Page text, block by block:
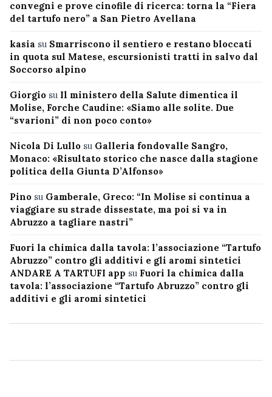
convegni e prove cinofile di ricerca: torna la “Fiera
del tartufo nero” a San Pietro Avellana
kasia su Smarriscono il sentiero e restano bloccati
in quota sul Matese, escursionisti tratti in salvo dal
Soccorso alpino
Giorgio su Il ministero della Salute dimentica il
Molise, Forche Caudine: «Siamo alle solite. Due
“svarioni” di non poco conto»
Nicola Di Lullo su Galleria fondovalle Sangro,
Monaco: «Risultato storico che nasce dalla stagione
politica della Giunta D’Alfonso»
Pino su Gamberale, Greco: “In Molise si continua a
viaggiare su strade dissestate, ma poi si va in
Abruzzo a tagliare nastri”
Fuori la chimica dalla tavola: l’associazione “Tartufo
Abruzzo” contro gli additivi e gli aromi sintetici
ANDARE A TARTUFI app su Fuori la chimica dalla
tavola: l’associazione “Tartufo Abruzzo” contro gli
additivi e gli aromi sintetici